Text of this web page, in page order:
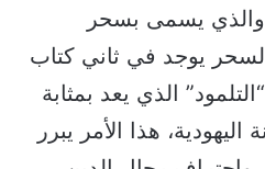
والذي يسمى بسحر
السحر يوجد في ثاني كتاب
الذي يعد بمثابة
اليهودية، هذا الأمر يبرر